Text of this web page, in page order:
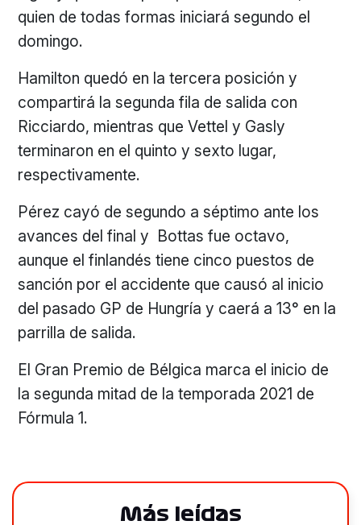
quien de todas formas iniciará segundo el
domingo.
Hamilton quedó en la tercera posición y
compartirá la segunda fila de salida con
Ricciardo, mientras que Vettel y Gasly
terminaron en el quinto y sexto lugar,
respectivamente.
Pérez cayó de segundo a séptimo ante los
avances del final y Bottas fue octavo,
aunque el finlandés tiene cinco puestos de
sanción por el accidente que causó al inicio
del pasado GP de Hungría y caerá a 13° en la
parrilla de salida.
El Gran Premio de Bélgica marca el inicio de
la segunda mitad de la temporada 2021 de
Fórmula 1.
Más leídas